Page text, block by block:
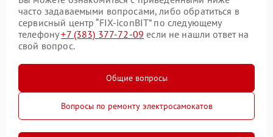
часто задаваемыми вопросами, либо обратиться в
сервисный центр “FIX-iconBIT” по следующему
телефону+7 (383) 377-72-09 если не нашли ответ на
свой вопрос.
Общие вопросы
Вопросы по ремонту электросамокатов